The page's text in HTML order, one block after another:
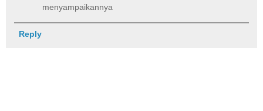
menyampaikannya
Reply